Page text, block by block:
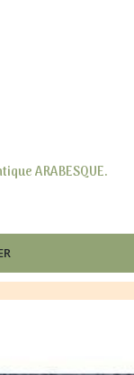
ARABESQUE.